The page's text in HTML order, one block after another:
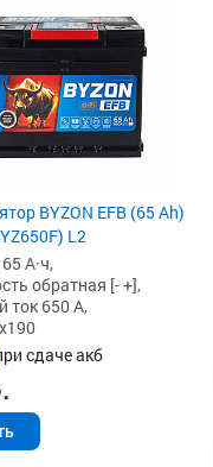
BYZON EFB (65 Ah)
L2
А·ч,
обратная [- +],
ток 650 А,
сдаче акб